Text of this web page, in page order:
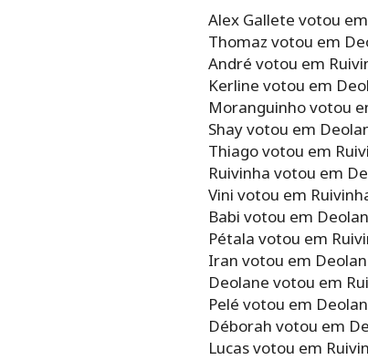
Alex Gallete votou
Thomaz votou em
André votou em
Kerline votou em
Moranguinho votou
Shay votou em
Thiago votou em
Ruivinha votou em
Vini votou em
Babi votou em
Pétala votou em
Iran votou em
Deolane votou em
Pelé votou em
Déborah votou em
Lucas votou em